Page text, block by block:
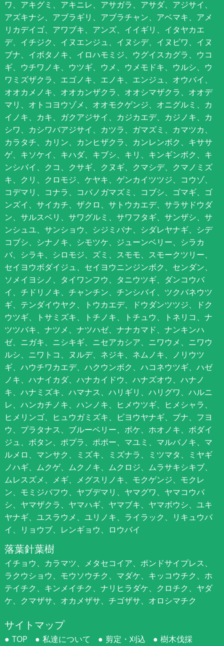
ワ、アキグミ、アキニレ、アサガラ、アサダ、アジサイ、
アズキナシ、アブラギリ、アブラチャン、アベマキ、アメ
リカデイゴ、アワブキ、アンズ、イイギリ、イタヤカエ
デ、イチジク、イヌエンジュ、イヌシデ、イヌビワ、イヌ
ブナ、イボタノキ、イロハモミジ、ウグイスカグラ、ウコ
ギ、ウチワノキ、ウツギ、ウメ、ウメモドキ、ウルシ、ウ
ワミズザクラ、エゴノキ、エノキ、エンジュ、オウバイ、
オオカメノキ、オオカンザクラ、オオシマザクラ、オオデ
マリ、オトコヨウゾメ、オオモクゲンジ、オニグルミ、カ
イノキ、カキ、ガクアジサイ、カジカエデ、カジノキ、カ
シワ、カシワバアジサイ、カツラ、ガマズミ、カマツカ、
カラタチ、カリン、カンヒザクラ、カンレンボク、キササ
ゲ、キソケイ、キハダ、キブシ、キリ、キンギンボク、キ
ンシバイ、クコ、クサギ、クヌギ、クマシデ、クマノミズ
キ、クリ、クロモジ、ケヤキ、ゲンカイツツジ、コウゾ、
コデマリ、コナラ、コバノガマズミ、コブシ、ゴマギ、ゴ
ンズイ、サイカチ、ザクロ、サトウカエデ、サラサドウダ
ン、サルスベリ、サワグルミ、サワフタギ、サンザシ、サ
ンシュユ、サンショウ、シジミバナ、シダレヤナギ、シデ
コブシ、シナノキ、シモツケ、ジューンベリー、シラカ
バ、シラキ、シロモジ、ズミ、スモモ、スモークツリー、
セイヨウボダイジュ、セイヨウニンジンボク、センダン、
ソメイヨシノ、タイワンフウ、タニウツギ、ダンコウバ
イ、チドリノキ、チャンチン、チンシバイ、ツクバネウツ
ギ、テンダイウヤク、トウカエデ、ドウダンツツジ、ドク
ウツギ、トサミズキ、トチノキ、トチュウ、トネリコ、ナ
ツツバキ、ナツメ、ナツハゼ、ナナカマド、ナンキンハ
ゼ、ニガキ、ニシキギ、ニセアカシア、ニワウメ、ニワウ
ルシ、ニワトコ、ヌルデ、ネジキ、ネムノキ、ノリウツ
ギ、ハウチワカエデ、ハクウンボク、ハコネウツギ、ハゼ
ノキ、ハナイカダ、ハナカイドウ、ハナズオウ、ハナノ
キ、ハナミズキ、ハマナス、ハリギリ、ハリグワ、ハルニ
レ、ハンカチノキ、ハンノキ、ヒメウツギ、ヒメシャラ、
ヒメリンゴ、ヒュウガミズキ、ビヨウヤナギ、ブナ、フヨ
ウ、プラタナス、ブルーベリー、ボケ、ホオノキ、ボダイ
ジュ、ボタン、ポプラ、ポポー、マユミ、マルバノキ、マ
ルメロ、マンサク、ミズキ、ミズナラ、ミツマタ、ミヤギ
ノハギ、ムクゲ、ムクノキ、ムクロジ、ムラサキシキブ、
ムレスズメ、メギ、メグスリノキ、モクゲンジ、モクレ
ン、モミジバフウ、ヤブデマリ、ヤマグワ、ヤマコウバ
シ、ヤマザクラ、ヤマハギ、ヤマブキ、ヤマボウシ、ユキ
ヤナギ、ユスラウメ、ユリノキ、ライラック、リキュウバ
イ、リョウブ、レンギョウ、ロウバイ
落葉針葉樹
イチョウ、カラマツ、メタセコイア、ポンドサイプレス、
ラクウショウ、モウソウチク、マダケ、キッコウチク、ホ
テイチク、キンメイチク、ナリヒラダケ、クロチク、ヤダ
ケ、クマザサ、オカメザサ、チゴザサ、オロシマチク
サイトマップ
TOP 私達について 剪定・刈込 樹木伐採